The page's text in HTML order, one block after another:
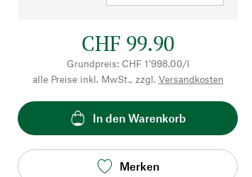
CHF 99.90
Grundpreis: CHF 1’998.00/l
alle Preise inkl. MwSt., zzgl. Versandkosten
In den Warenkorb
Merken